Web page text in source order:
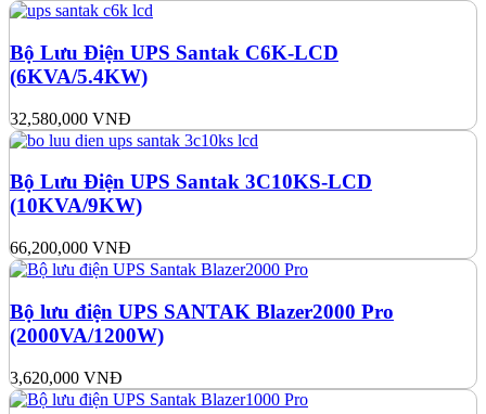
Bộ Lưu Điện UPS Santak C6K-LCD
(6KVA/5.4KW)
32,580,000 VNĐ
Bộ Lưu Điện UPS Santak 3C10KS-LCD
(10KVA/9KW)
66,200,000 VNĐ
Bộ lưu điện UPS SANTAK Blazer2000 Pro
(2000VA/1200W)
3,620,000 VNĐ